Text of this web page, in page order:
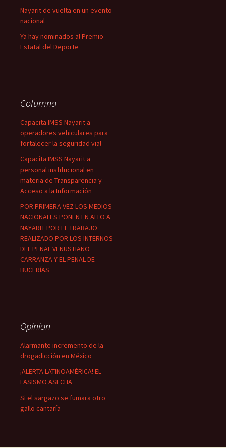
Nayarit de vuelta en un evento
nacional
Ya hay nominados al Premio
Estatal del Deporte
Columna
Capacita IMSS Nayarit a
operadores vehiculares para
fortalecer la seguridad vial
Capacita IMSS Nayarit a
personal institucional en
materia de Transparencia y
Acceso a la Información
POR PRIMERA VEZ LOS MEDIOS
NACIONALES PONEN EN ALTO A
NAYARIT POR EL TRABAJO
REALIZADO POR LOS INTERNOS
DEL PENAL VENUSTIANO
CARRANZA Y EL PENAL DE
BUCERÍAS
Opinion
Alarmante incremento de la
drogadicción en México
¡ALERTA LATINOAMÉRICA! EL
FASISMO ASECHA
Si el sargazo se fumara otro
gallo cantaría